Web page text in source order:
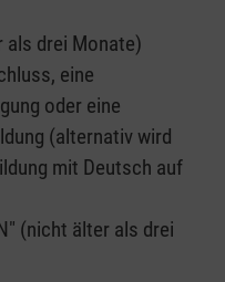
drei Monate)
eine
oder eine
(alternativ wird
mit Deutsch auf
(nicht älter als drei